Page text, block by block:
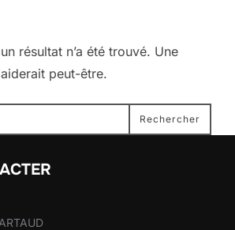
résultat n’a été trouvé. Une
peut-être.
Rechercher